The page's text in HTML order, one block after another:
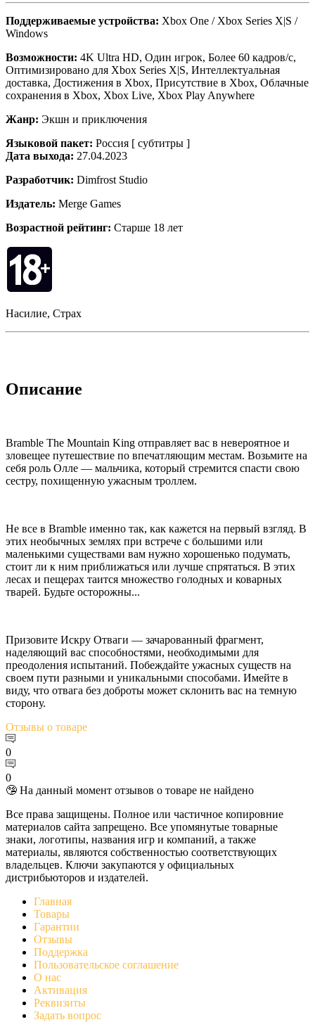
Поддерживаемые устройства: Xbox One / Xbox Series X|S /
Windows
Возможности: 4K Ultra HD, Один игрок, Более 60 кадров/с,
Оптимизировано для Xbox Series X|S, Интеллектуальная
доставка, Достижения в Xbox, Присутствие в Xbox, Облачные
сохранения в Xbox, Xbox Live, Xbox Play Anywhere
Жанр: Экшн и приключения
Языковой пакет: Россия [ субтитры ]
Дата выхода: 27.04.2023
Разработчик: Dimfrost Studio
Издатель: Merge Games
Возрастной рейтинг: Старше 18 лет
Насилие, Страх
Описание
Bramble The Mountain King отправляет вас в невероятное и
зловещее путешествие по впечатляющим местам. Возьмите на
себя роль Олле — мальчика, который стремится спасти свою
сестру, похищенную ужасным троллем.
Не все в Bramble именно так, как кажется на первый взгляд. В
этих необычных землях при встрече с большими или
маленькими существами вам нужно хорошенько подумать,
стоит ли к ним приближаться или лучше спрятаться. В этих
лесах и пещерах таится множество голодных и коварных
тварей. Будьте осторожны...
Призовите Искру Отваги — зачарованный фрагмент,
наделяющий вас способностями, необходимыми для
преодоления испытаний. Побеждайте ужасных существ на
своем пути разными и уникальными способами. Имейте в
виду, что отвага без доброты может склонить вас на темную
сторону.
Отзывы о товаре
0
0
🤥 На данный момент отзывов о товаре не найдено
Все права защищены. Полное или частичное копировние
материалов сайта запрещено. Все упомянутые товарные
знаки, логотипы, названия игр и компаний, а также
материалы, являются собственностью соответствующих
владельцев. Ключи закупаются у официальных
дистрибьюторов и издателей.
Главная
Товары
Гарантии
Отзывы
Поддержка
Пользовательское соглашение
О нас
Активация
Реквизиты
Задать вопрос